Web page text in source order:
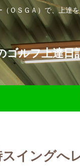
ＯＳＧＡ）で、上達
ゴルフ上達
イングへ